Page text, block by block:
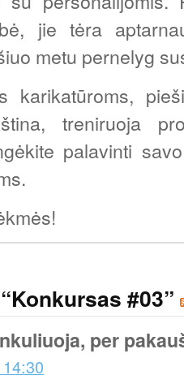
jie tėra
metu pernelyg
karikatūroms,
treniruoja
palavinti
#03”
per